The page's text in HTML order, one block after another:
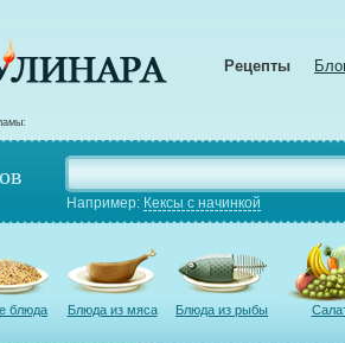
Рецепты
Например: Кексы с начинкой
блюда Блюда из мяса Блюда из рыбы